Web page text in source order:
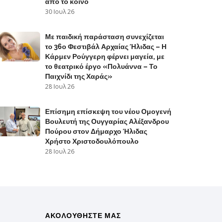
30 Ιουλ 26
Με παιδική παράσταση συνεχίζεται
το 36ο Φεστιβάλ Αρχαίας Ήλιδας – Η
Κάρμεν Ρούγγερη φέρνει μαγεία, με
το θεατρικό έργο «Πολυάννα – Το
Παιχνίδι της Χαράς»
28 Ιουλ 26
Επίσημη επίσκεψη του νέου Ομογενή
Βουλευτή της Ουγγαρίας Αλέξανδρου
Πούρου στον Δήμαρχο Ήλιδας
Χρήστο Χριστοδουλόπουλο
28 Ιουλ 26
ΑΚΟΛΟΥΘΗΣΤΕ ΜΑΣ